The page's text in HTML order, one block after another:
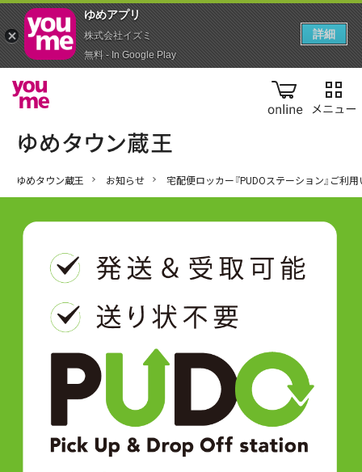
online
ゆめタウン蔵王 お知らせ 宅配便ロッカー『PUDOステーション』ご利
ゆめアプ‪リ‬
株式会社イズミ
無料 - In Google Play
詳細